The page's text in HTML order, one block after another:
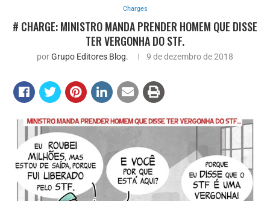
Charges
# CHARGE: MINISTRO MANDA PRENDER HOMEM QUE DISSE
TER VERGONHA DO STF.
porGrupo Editores Blog. 9 de dezembro de 2018